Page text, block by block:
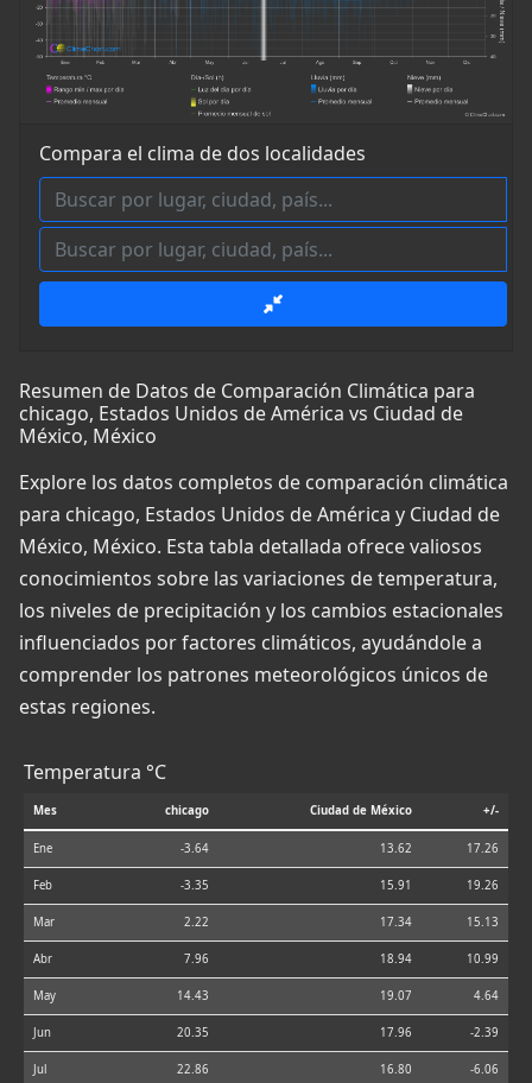
Compara el clima de dos localidades
Resumen de Datos de Comparación Climática para
chicago, Estados Unidos de América vs Ciudad de
México, México
Explore los datos completos de comparación climática
para chicago, Estados Unidos de América y Ciudad de
México, México. Esta tabla detallada ofrece valiosos
conocimientos sobre las variaciones de temperatura,
los niveles de precipitación y los cambios estacionales
influenciados por factores climáticos, ayudándole a
comprender los patrones meteorológicos únicos de
estas regiones.
Temperatura °C
Mes chicago Ciudad de México +/-
Ene -3.64 13.62 17.26
Feb -3.35 15.91 19.26
Mar 2.22 17.34 15.13
Abr 7.96 18.94 10.99
May 14.43 19.07 4.64
Jun 20.35 17.96 -2.39
Jul 22.86 16.80 -6.06